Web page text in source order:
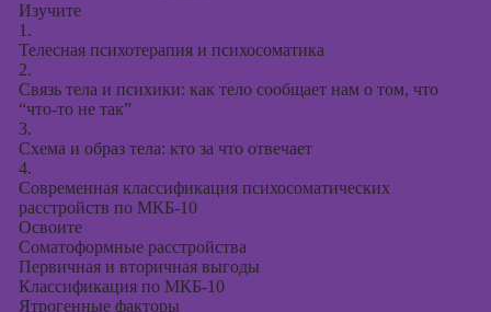
проектов
Изучите
1.
Телесная психотерапия и психосоматика
2.
Связь тела и психики: как тело сообщает нам о том, что
“что-то не так”
3.
Схема и образ тела: кто за что отвечает
4.
Современная классификация психосоматических
расстройств по МКБ-10
Освоите
Соматоформные расстройства
Первичная и вторичная выгоды
Классификация по МКБ-10
Ятрогенные факторы